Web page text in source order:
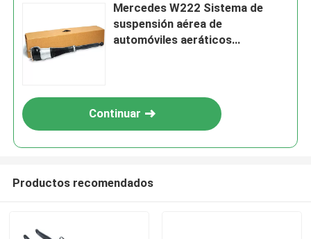
Mercedes W222 Sistema de
suspensión aérea de
automóviles aeráticos
Continuar
Productos recomendados